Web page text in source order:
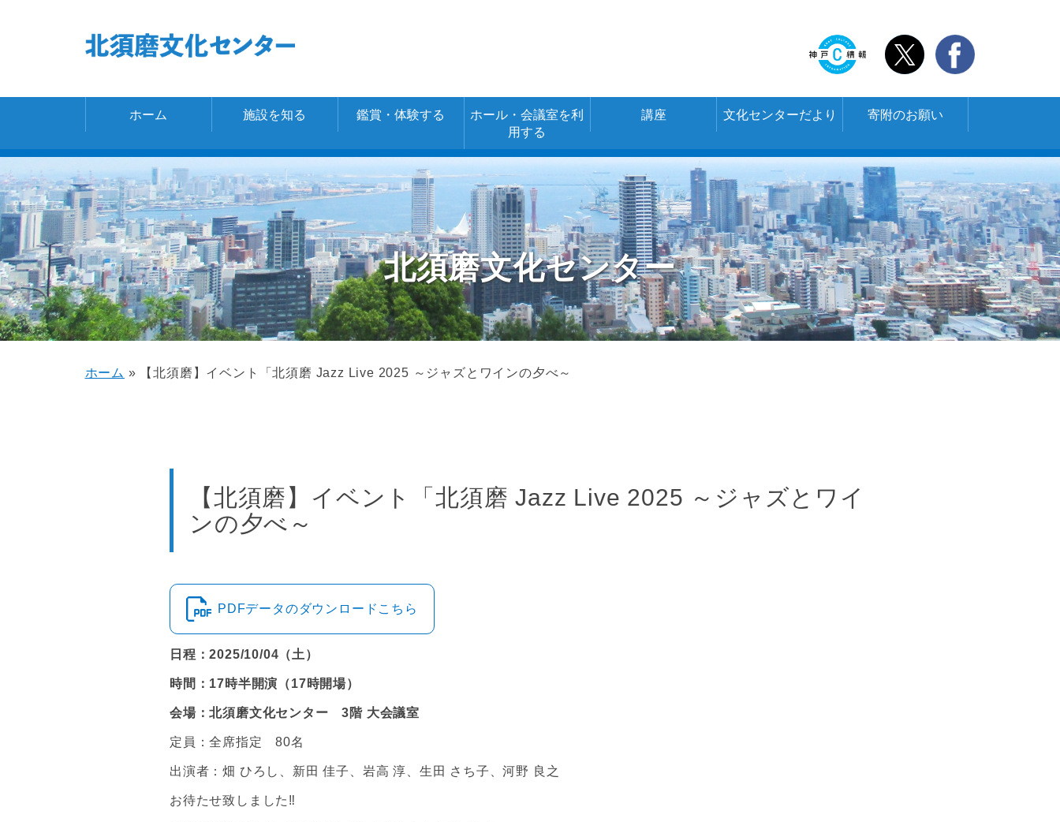
ホーム 施設を知る 鑑賞・体験する
ホール・会議室を利
用する
空き室情報・ご
予約
（あじさいネッ
ト）
施設の使用料金
講座 文化センターだより 寄附のお願い
北須磨文化センター
ホーム » 【北須磨】イベント「北須磨 Jazz Live 2025 ～ジャズとワインの夕べ～
【北須磨】イベント「北須磨 Jazz Live 2025 ～ジャズとワイ
ンの夕べ～
PDFデータのダウンロードこちら
日程：2025/10/04（土）
時間：17時半開演（17時開場）
会場：北須磨文化センター 3階 大会議室
定員：全席指定 80名
出演者：畑 ひろし、新田 佳子、岩高 淳、生田 さち子、河野 良之
お待たせ致しました‼️